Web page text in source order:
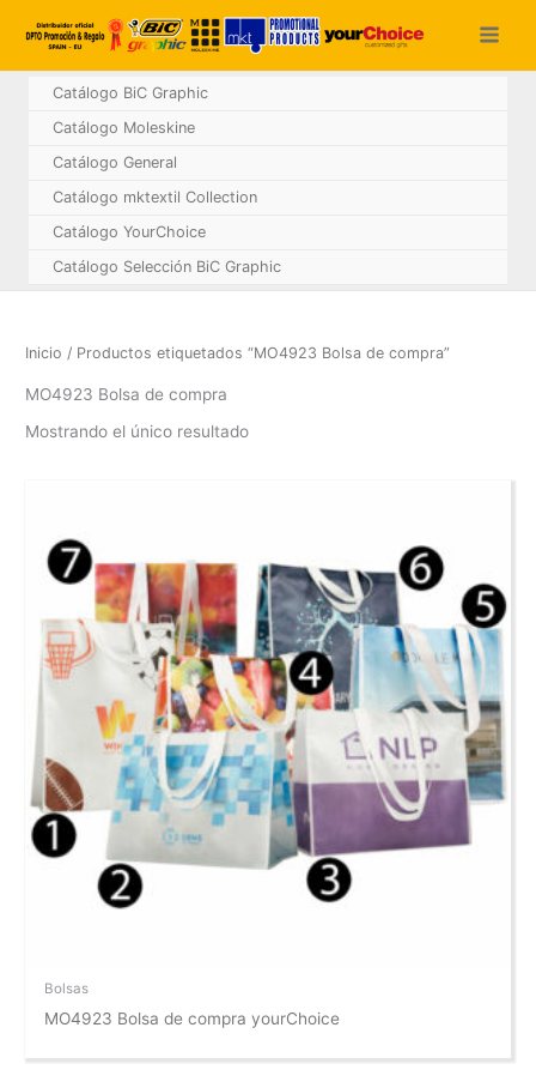
Catálogo BiC Graphic
Catálogo Moleskine
Catálogo General
Catálogo mktextil Collection
Catálogo YourChoice
Catálogo Selección BiC Graphic
Inicio / Productos etiquetados “MO4923 Bolsa de compra”
MO4923 Bolsa de compra
Mostrando el único resultado
Bolsas
MO4923 Bolsa de compra yourChoice